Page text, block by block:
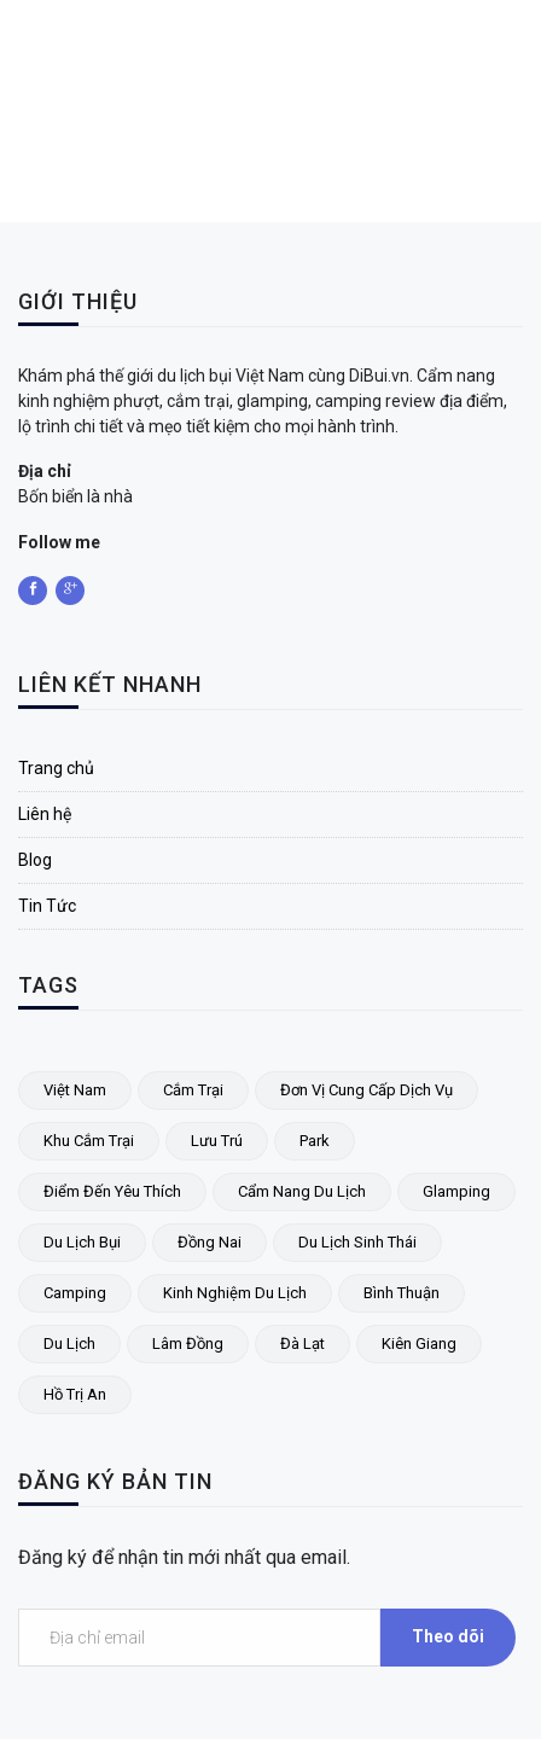
GIỚI THIỆU
Khám phá thế giới du lịch bụi Việt Nam cùng DiBui.vn. Cẩm nang
kinh nghiệm phượt, cắm trại, glamping, camping review địa điểm,
lộ trình chi tiết và mẹo tiết kiệm cho mọi hành trình.
Địa chỉ
Bốn biển là nhà
Follow me
LIÊN KẾT NHANH
Trang chủ
Liên hệ
Blog
Tin Tức
TAGS
Việt Nam Cắm Trại Đơn Vị Cung Cấp Dịch Vụ
Khu Cắm Trại Lưu Trú Park
Điểm Đến Yêu Thích Cẩm Nang Du Lịch Glamping
Du Lịch Bụi Đồng Nai Du Lịch Sinh Thái
Camping Kinh Nghiệm Du Lịch Bình Thuận
Du Lịch Lâm Đồng Đà Lạt Kiên Giang
Hồ Trị An
ĐĂNG KÝ BẢN TIN
Đăng ký để nhận tin mới nhất qua email.
Theo dõi